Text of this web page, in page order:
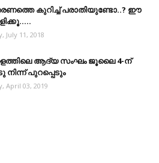
കുറിച്ച് പരാതിയുണ്ടോ..? ഈ
July 11, 2018
ആദ്യ സംഘം ജൂലൈ 4-ന്
നിന്ന് പുറപ്പെടും
April 03, 2019